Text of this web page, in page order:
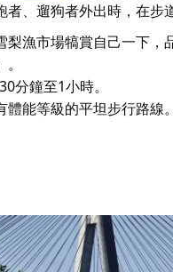
者、遛狗者外出時，在步
梨漁市場犒賞自己一下
分鐘至1小時。
體能等級的平坦步行路線